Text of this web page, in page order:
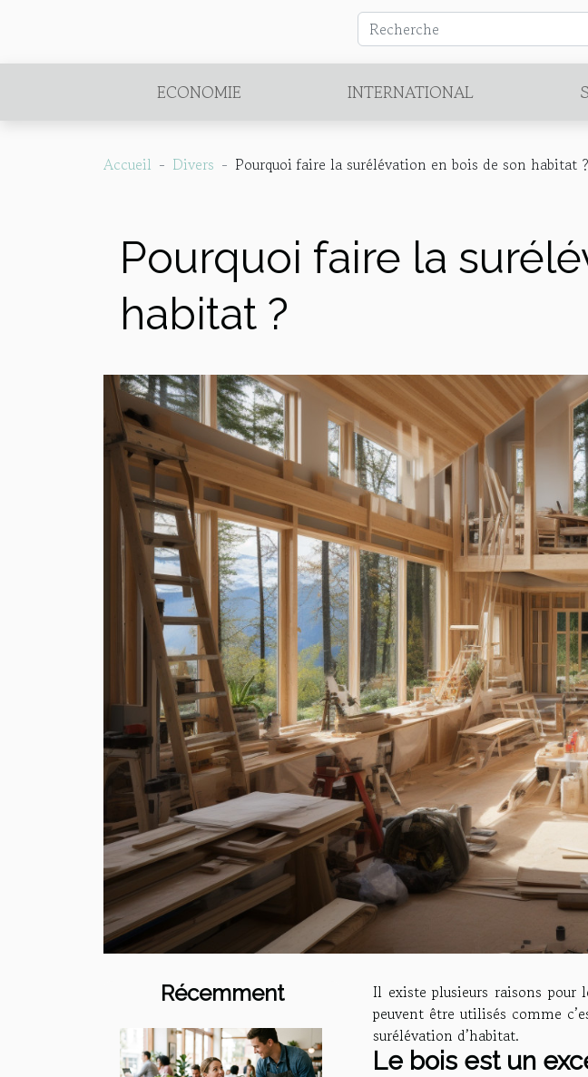
ECONOMIE INTERNATIONAL
Accueil Divers Pourquoi faire la surélévation en bois de son habitat ?
Pourquoi faire la
habitat ?
Récemment
Il existe plusieurs raisons pour
peuvent être utilisés comme
surélévation d’habitat.
Le bois est un